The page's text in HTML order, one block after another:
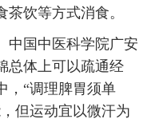
饮等方式消食。
中国中医科学院广安
总体上可以疏通经
，“调理脾胃须单
但运动宜以微汗为